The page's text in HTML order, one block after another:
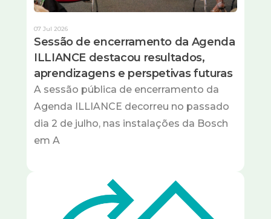
07 Jul 2026
Sessão de encerramento da Agenda
ILLIANCE destacou resultados,
aprendizagens e perspetivas futuras
A sessão pública de encerramento da
Agenda ILLIANCE decorreu no passado
dia 2 de julho, nas instalações da Bosch
em A